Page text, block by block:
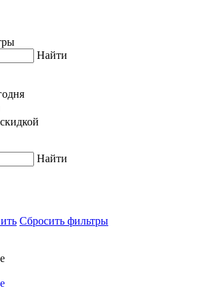
Найти
Найти
Сбросить фильтры